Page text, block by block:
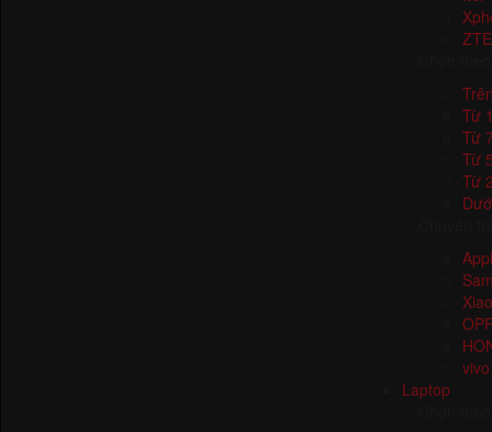
ZTE
Từ
Từ
Từ
Từ
vivo
Laptop